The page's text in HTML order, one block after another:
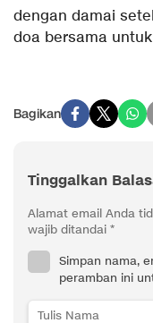
dengan damai
doa bersama
Bagikan
Tinggalkan
Alamat email Anda
wajib ditandai *
Simpan nama,
peramban ini